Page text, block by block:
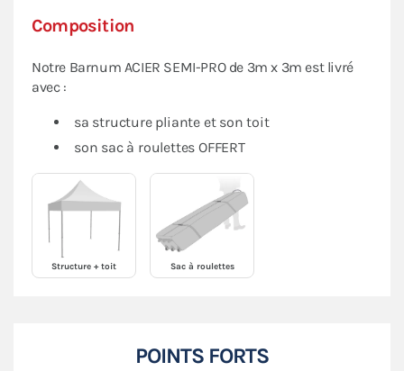
Composition
Notre Barnum ACIER SEMI-PRO de 3m x 3m est livré
avec :
sa structure pliante et son toit
son sac à roulettes OFFERT
Structure + toit Sac à roulettes
POINTS FORTS